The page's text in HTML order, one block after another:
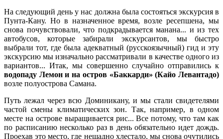
На следующий день у нас должна была состояться экскурсия в
Пунта-Кану. Но в назначенное время, возле ресепшена, мы
снова почувствовали, что подкрадывается манана... и из тех
автобусов, которые забирали экскурсантов, мы быстро
выбрали тот, где была адекватный (русскоязычный) гид и эту
экскурсию мы изначально рассматривали в качестве одного из
вариантов... Итак, мы совершенно случайно отправились к
водопаду Лемон и на остров «Баккарди» (Кайо Левантадо)
возле полуострова Самана.
Путь лежал через всю Доминикану, и мы стали свидетелями
частой смены климатических зон. Так, например, в одном
месте на острове выращивается рис... Все потому, что там как
по расписанию несколько раз в день обязательно идет дождь.
Проехав это место, где нещадно хлестало, мы снова очутились